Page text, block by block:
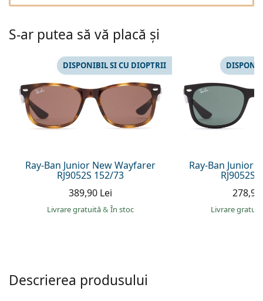
Persol
Prada
Toate mărcile
S-ar putea să vă placă și
Ray-Ban Junior New Wayfarer
RJ9052S 152/73
DISPONIBIL SI CU DIOPTRII
389,90 Lei
Livrare gratuită& În stoc
Ray-Ban Junior
RJ9052S
Livrare
Descrierea produsului